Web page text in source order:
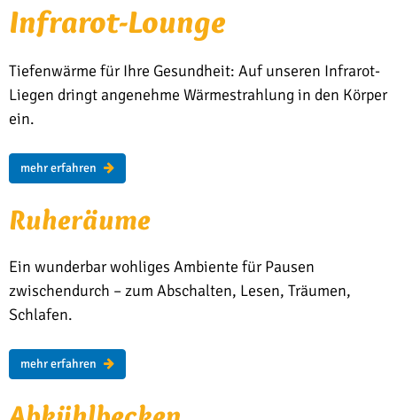
In­­fra­rot-Loun­­ge
Tiefenwärme für Ihre Gesundheit: Auf unseren Infrarot-
Liegen dringt angenehme Wärmestrahlung in den Körper
ein.
mehr erfahren
Ru­heräu­­me
Ein wunderbar wohliges Ambiente für Pausen
zwischendurch – zum Abschalten, Lesen, Träumen,
Schlafen.
mehr erfahren